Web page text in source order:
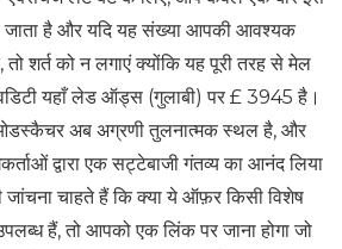
जाता है और यदि यह संख्या आपकी आवश्यक
तो शर्त को न लगाएं क्योंकि यह पूरी तरह से मेल
यहाँ लेड ऑड्स (गुलाबी) पर £ 3945 है।
अब अग्रणी तुलनात्मक स्थल है, और
द्वारा एक सट्टेबाजी गंतव्य का आनंद लिया
चाहते हैं कि क्या ये ऑफ़र किसी विशेष
हैं, तो आपको एक लिंक पर जाना होगा जो